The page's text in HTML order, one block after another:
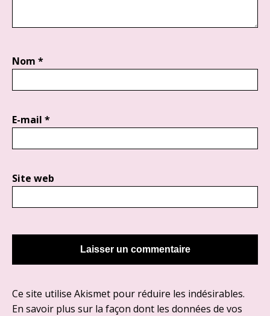
Nom *
E-mail *
Site web
Ce site utilise Akismet pour réduire les indésirables.
En savoir plus sur la façon dont les données de vos